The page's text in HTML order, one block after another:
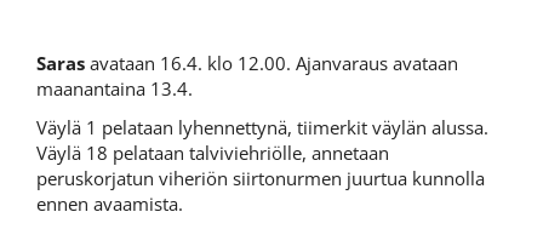
Saras avataan 16.4. klo 12.00. Ajanvaraus avataan
maanantaina 13.4.
Väylä 1 pelataan lyhennettynä, tiimerkit väylän alussa.
Väylä 18 pelataan talviviehriölle, annetaan
peruskorjatun viheriön siirtonurmen juurtua kunnolla
ennen avaamista.